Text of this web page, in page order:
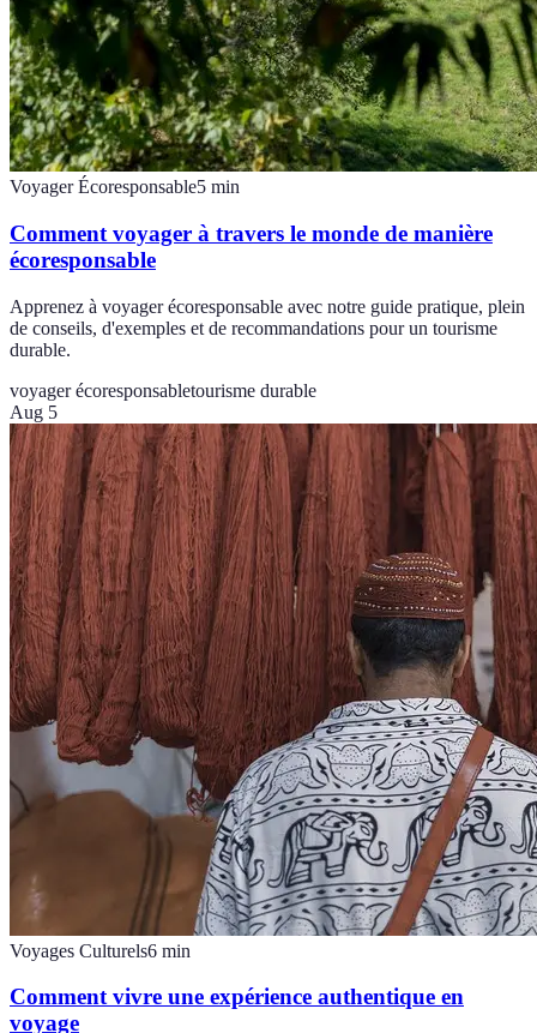
Voyager Écoresponsable5 min
Comment voyager à travers le monde de manière
écoresponsable
Apprenez à voyager écoresponsable avec notre guide pratique, plein
de conseils, d'exemples et de recommandations pour un tourisme
durable.
voyager écoresponsabletourisme durable
Aug 5
Voyages Culturels6 min
Comment vivre une expérience authentique en
voyage